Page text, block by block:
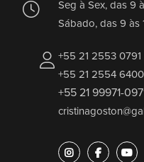
Seg à Sex, das 9
Sábado, das 9 às
+55 21 2553 0791
+55 21 2554 6400
+55 21 99971-